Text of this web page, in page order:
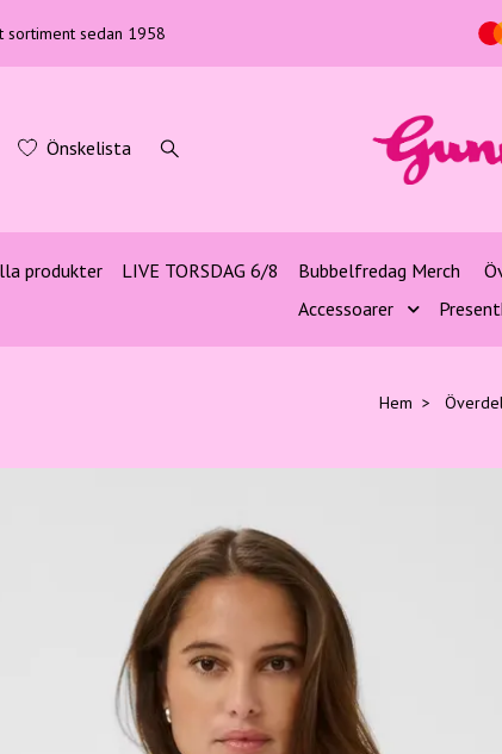
sortiment sedan 1958
Önskelista
produkter LIVE TORSDAG 6/8 Bubbelfredag Merch
Accessoarer
Hem